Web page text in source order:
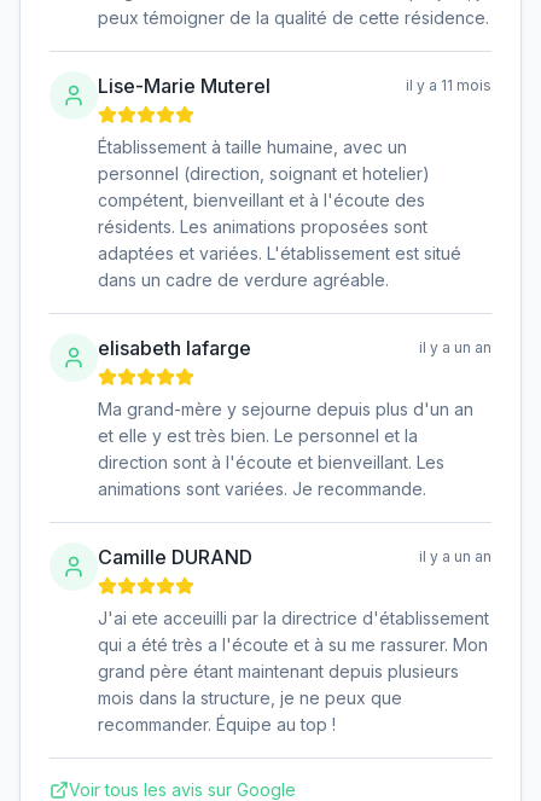
peux témoigner de la qualité de cette résidence.
Lise-Marie Muterel il y a 11 mois
Établissement à taille humaine, avec un
personnel (direction, soignant et hotelier)
compétent, bienveillant et à l'écoute des
résidents. Les animations proposées sont
adaptées et variées. L'établissement est situé
dans un cadre de verdure agréable.
elisabeth lafarge il y a un an
Ma grand-mère y sejourne depuis plus d'un an
et elle y est très bien. Le personnel et la
direction sont à l'écoute et bienveillant. Les
animations sont variées. Je recommande.
Camille DURAND il y a un an
J'ai ete acceuilli par la directrice d'établissement
qui a été très a l'écoute et à su me rassurer. Mon
grand père étant maintenant depuis plusieurs
mois dans la structure, je ne peux que
recommander. Équipe au top !
Voir tous les avis sur Google